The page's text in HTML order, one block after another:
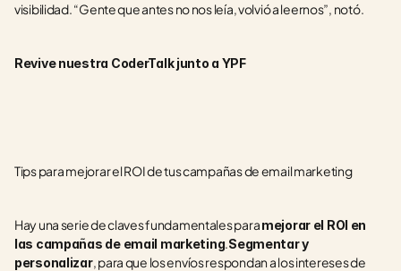
visibilidad. “Gente que antes no nos leía, volvió a leernos”, notó.
Revive nuestra CoderTalk junto a YPF ﻿
Tips para mejorar el ROI de tus campañas de email marketing
Hay una serie de claves fundamentales para mejorar el ROI en
las campañas de email marketing.Segmentar y
personalizar, para que los envíos respondan a los intereses de